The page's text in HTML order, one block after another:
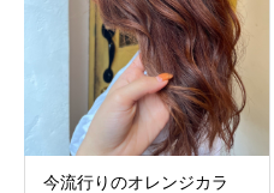
今流行りのオレンジカラ